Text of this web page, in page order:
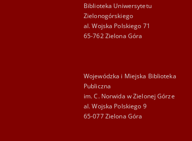
Biblioteka Uniwersytetu
Zielonogórskiego
al. Wojska Polskiego 71
65-762 Zielona Góra
Wojewódzka i Miejska Biblioteka
Publiczna
im. C. Norwida w Zielonej Górze
al. Wojska Polskiego 9
65-077 Zielona Góra